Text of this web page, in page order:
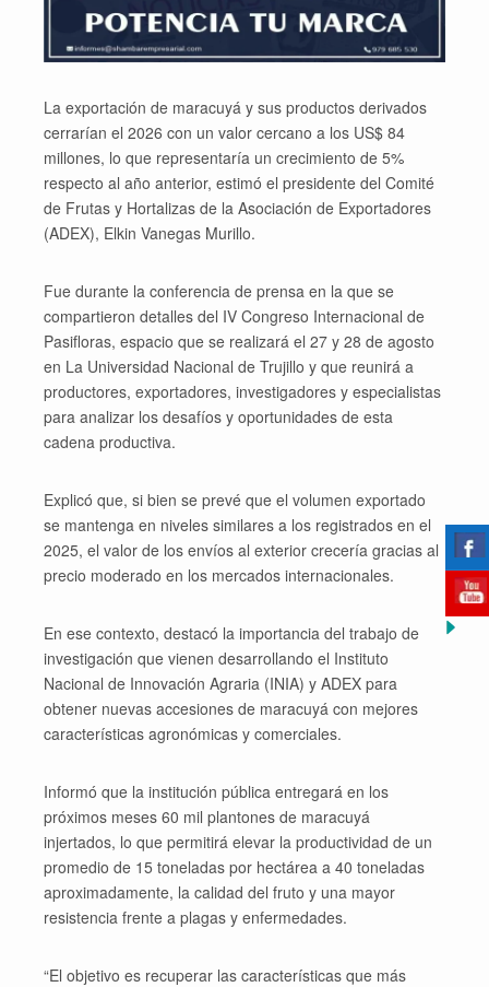
La exportación de maracuyá y sus productos derivados
cerrarían el 2026 con un valor cercano a los US$ 84
millones, lo que representaría un crecimiento de 5%
respecto al año anterior, estimó el presidente del Comité
de Frutas y Hortalizas de la Asociación de Exportadores
(ADEX), Elkin Vanegas Murillo.
Fue durante la conferencia de prensa en la que se
compartieron detalles del IV Congreso Internacional de
Pasifloras, espacio que se realizará el 27 y 28 de agosto
en La Universidad Nacional de Trujillo y que reunirá a
productores, exportadores, investigadores y especialistas
para analizar los desafíos y oportunidades de esta
cadena productiva.
Explicó que, si bien se prevé que el volumen exportado
se mantenga en niveles similares a los registrados en el
2025, el valor de los envíos al exterior crecería gracias al
precio moderado en los mercados internacionales.
En ese contexto, destacó la importancia del trabajo de
investigación que vienen desarrollando el Instituto
Nacional de Innovación Agraria (INIA) y ADEX para
obtener nuevas accesiones de maracuyá con mejores
características agronómicas y comerciales.
Informó que la institución pública entregará en los
próximos meses 60 mil plantones de maracuyá
injertados, lo que permitirá elevar la productividad de un
promedio de 15 toneladas por hectárea a 40 toneladas
aproximadamente, la calidad del fruto y una mayor
resistencia frente a plagas y enfermedades.
“El objetivo es recuperar las características que más